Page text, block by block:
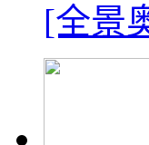
[全景